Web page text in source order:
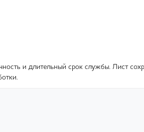
и длительный срок службы. Лист